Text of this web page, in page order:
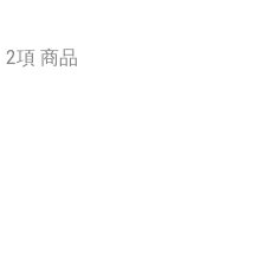
2項 商品